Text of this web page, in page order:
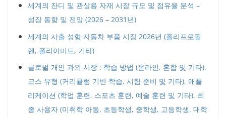
세계의 잔디 및 관상용 자재 시장 규모 및 점유율 분석 –
성장 동향 및 전망 (2026 – 2031년)
세계의 사출 성형 자동차 부품 시장 2026년 (폴리프로필
렌, 폴리아미드, 기타)
글로벌 개인 과외 시장 : 학습 방법 (온라인, 혼합 및 기타),
코스 유형 (커리큘럼 기반 학습, 시험 준비 및 기타), 애플
리케이션 (학업 훈련, 스포츠 훈련, 예술 훈련 및 기타), 최
종 사용자 (미취학 아동, 초등학생, 중학생, 고등학생, 대학